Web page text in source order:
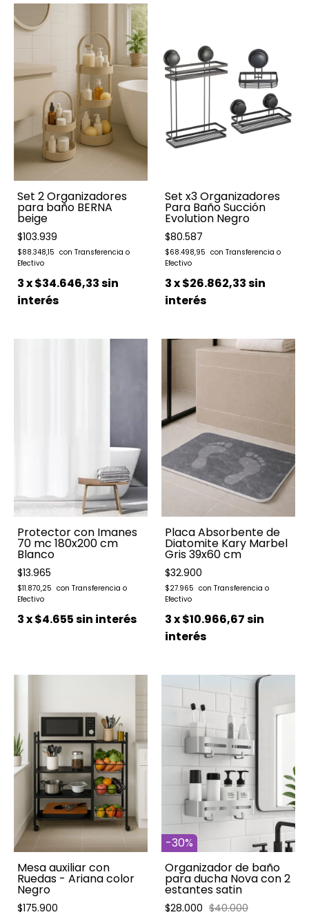
Set 2 Organizadores
para baño BERNA
beige
$103.939
$88.348,15
3x$34.646,33sin
interés
Set x3 Organizadores
Para Baño Succión
Evolution Negro
$80.587
$68.498,95
3x$26.862,33sin
interés
Protector con Imanes
70 mc 180x200 cm
Blanco
$13.965
$11.870,25
3x$4.655sin interés
Placa Absorbente de
Diatomite Kary Marbel
Gris 39x60 cm
$32.900
$27.965
3x$10.966,67sin
interés
Mesa auxiliar con
Ruedas - Ariana color
Negro
$175.900
-30%
Organizador de baño
para ducha Nova con 2
estantes satin
$28.000 $40.000